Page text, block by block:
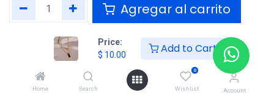
Price:
$ 10.00 Add to Cart
Home Search
0
Wishlist Account
Agregar al carrito
Agregar a la lista de deseos
Compartir :